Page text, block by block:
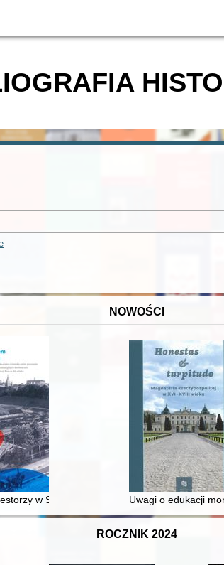
NOWOŚCI
w Sopocie : prestiż finansowy i
Uwagi o edukacji
ROCZNIK 2024